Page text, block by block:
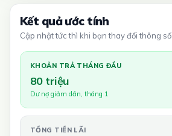
Kết quả ước tính
Cập nhật tức thì khi bạn thay đổi thông số
KHOẢN TRẢ THÁNG ĐẦU
80 triệu
Dư nợ giảm dần, tháng 1
TỔNG TIỀN LÃI